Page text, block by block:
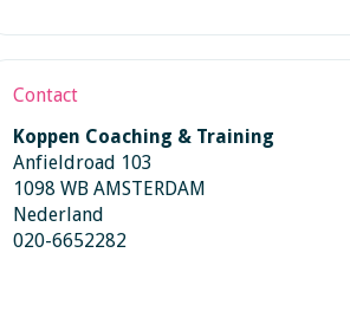
Contact
Koppen Coaching & Training
Anfieldroad 103
1098 WB AMSTERDAM
Nederland
020-6652282